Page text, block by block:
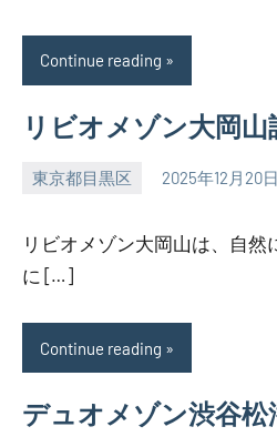
Continue reading
リビオメゾン大岡山
東京都目黒区 2025年12月20日
SEZIMO
リビオメゾン大岡山は、自然
に […]
Continue reading
デュオメゾン渋谷松